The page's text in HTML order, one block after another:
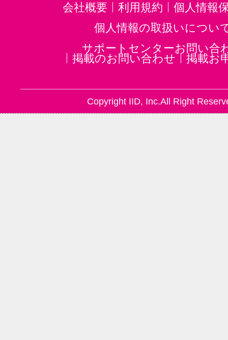
会社概要 利用規約
個人情報
個人情報の取扱いについ
サポートセンターお問い合
掲載のお問い合わせ
掲載お
Copyright IID, Inc.All Right